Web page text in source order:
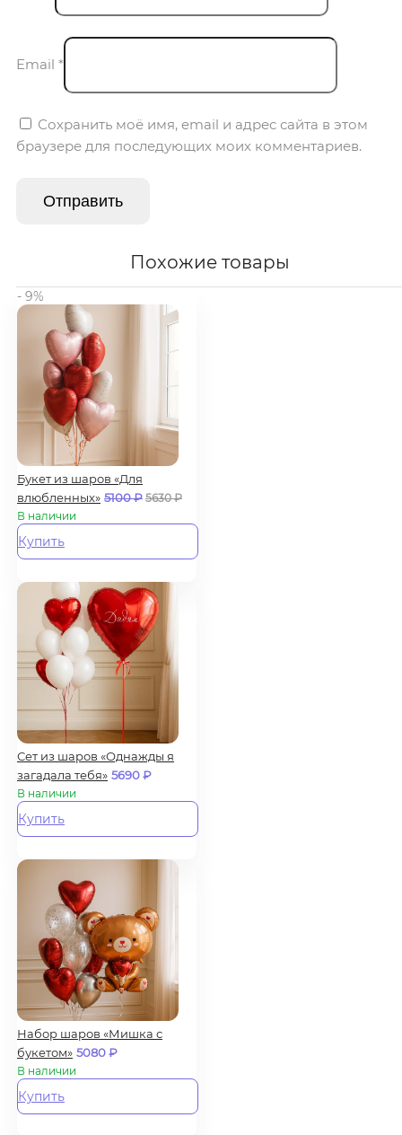
Email *
Сохранить моё имя, email и адрес сайта в этом
браузере для последующих моих комментариев.
Похожие товары
- 9%
Букет из шаров «Для
влюбленных» 5100₽ 5630₽
В наличии
Купить
Сет из шаров «Однажды я
загадала тебя» 5690₽
В наличии
Купить
Набор шаров «Мишка с
букетом» 5080₽
В наличии
Купить